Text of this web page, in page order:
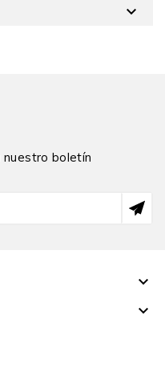

nuestro boletín

